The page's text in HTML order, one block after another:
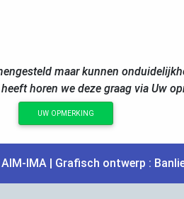
maar kunnen
horen we deze graag via Uw
UW OPMERKING
AIM-IMA | Grafisch ontwerp :